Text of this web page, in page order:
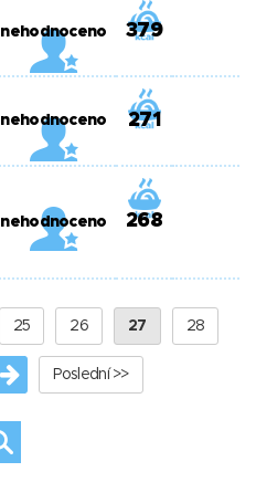
nehodnoceno 379
nehodnoceno 271
nehodnoceno 268
25 26 27 28
Poslední >>